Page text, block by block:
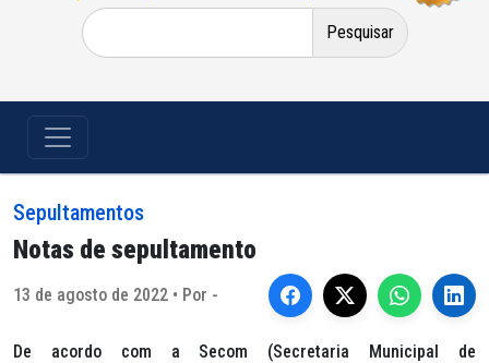
Pesquisar
por:
Sepultamentos
Notas de sepultamento
13 de agosto de 2022 • Por -
De acordo com a Secom (Secretaria Municipal de